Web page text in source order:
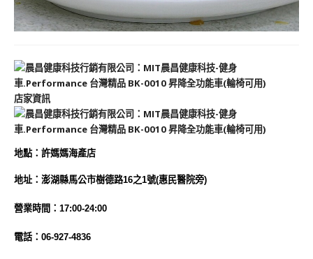
店家資訊
地點： 許媽媽海產店
地址：澎湖縣馬公市樹德路16之1號(惠民醫院旁)
營業時間：17:00-24:00
電話：06-927-4836